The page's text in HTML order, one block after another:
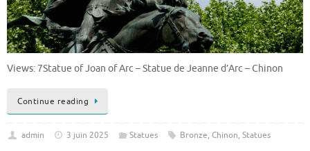
Views: 7Statue of Joan of Arc – Statue de Jeanne d’Arc – Chinon
Continue reading
admin 3 juin 2025 Statues Bronze,Chinon,Statues